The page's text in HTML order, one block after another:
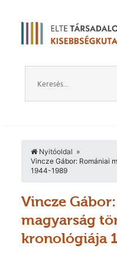
Nyitóoldal
Vincze Gábor: Romániai
1944-1989
Vincze
magyarság
kronológiája